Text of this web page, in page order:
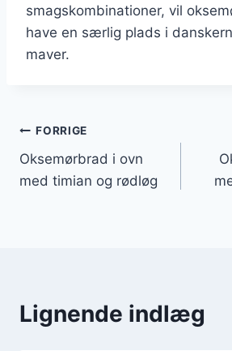
smagskombinationer, vil
have en særlig plads i
maver.
Indlægsnavigation
FORRIGE
Oksemørbrad i ovn
med timian og rødløg
Lignende indlæg